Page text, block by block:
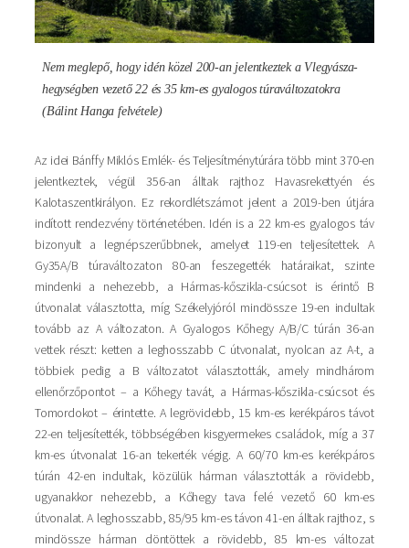
Nem meglepő, hogy idén közel 200-an jelentkeztek a Vlegyásza-
hegységben vezető 22 és 35 km-es gyalogos túraváltozatokra
(Bálint Hanga felvétele)
Az idei Bánffy Miklós Emlék- és Teljesítménytúrára több mint 370-en
jelentkeztek, végül 356-an álltak rajthoz Havasrekettyén és
Kalotaszentkirályon. Ez rekordlétszámot jelent a 2019-ben útjára
indított rendezvény történetében. Idén is a 22 km-es gyalogos táv
bizonyult a legnépszerűbbnek, amelyet 119-en teljesítettek. A
Gy35A/B túraváltozaton 80-an feszegették határaikat, szinte
mindenki a nehezebb, a Hármas-kőszikla-csúcsot is érintő B
útvonalat választotta, míg Székelyjóról mindössze 19-en indultak
tovább az A változaton. A Gyalogos Kőhegy A/B/C túrán 36-an
vettek részt: ketten a leghosszabb C útvonalat, nyolcan az A-t, a
többiek pedig a B változatot választották, amely mindhárom
ellenőrzőpontot – a Kőhegy tavát, a Hármas-kőszikla-csúcsot és
Tomordokot – érintette. A legrövidebb, 15 km-es kerékpáros távot
22-en teljesítették, többségében kisgyermekes családok, míg a 37
km-es útvonalat 16-an tekerték végig. A 60/70 km-es kerékpáros
túrán 42-en indultak, közülük hárman választották a rövidebb,
ugyanakkor nehezebb, a Kőhegy tava felé vezető 60 km-es
útvonalat. A leghosszabb, 85/95 km-es távon 41-en álltak rajthoz, s
mindössze hárman döntöttek a rövidebb, 85 km-es változat